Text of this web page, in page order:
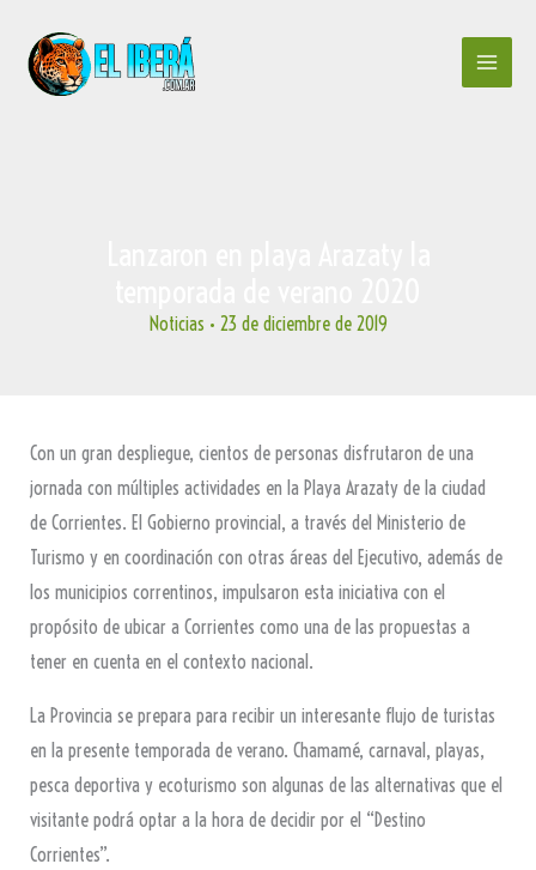
contenido
Noticias • 23 de diciembre de 2019
Con un gran despliegue, cientos de personas disfrutaron de una
jornada con múltiples actividades en la Playa Arazaty de la ciudad
de Corrientes. El Gobierno provincial, a través del Ministerio de
Turismo y en coordinación con otras áreas del Ejecutivo, además de
los municipios correntinos, impulsaron esta iniciativa con el
propósito de ubicar a Corrientes como una de las propuestas a
tener en cuenta en el contexto nacional.
La Provincia se prepara para recibir un interesante flujo de turistas
en la presente temporada de verano. Chamamé, carnaval, playas,
pesca deportiva y ecoturismo son algunas de las alternativas que el
visitante podrá optar a la hora de decidir por el “Destino
Corrientes”.